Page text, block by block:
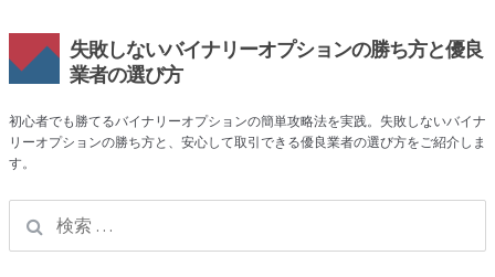
失敗しないバイナリーオプションの勝ち方と優良
業者の選び方
初心者でも勝てるバイナリーオプションの簡単攻略法を実践。失敗しないバイナ
リーオプションの勝ち方と、安心して取引できる優良業者の選び方をご紹介しま
す。